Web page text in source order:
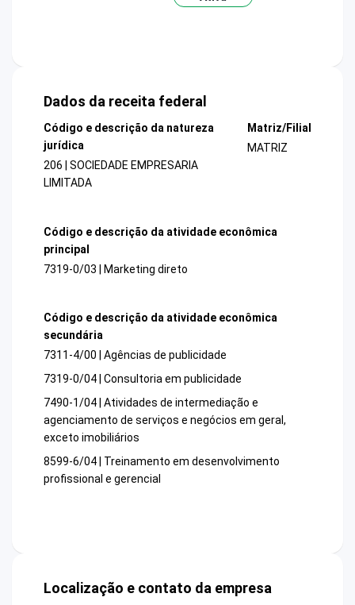
Dados da receita federal
Código e descrição da natureza
jurídica
206 | SOCIEDADE EMPRESARIA
LIMITADA
Matriz/Filial
MATRIZ
Código e descrição da atividade econômica
principal
7319-0/03 | Marketing direto
Código e descrição da atividade econômica
secundária
7311-4/00 | Agências de publicidade
7319-0/04 | Consultoria em publicidade
7490-1/04 | Atividades de intermediação e
agenciamento de serviços e negócios em geral,
exceto imobiliários
8599-6/04 | Treinamento em desenvolvimento
profissional e gerencial
Localização e contato da empresa